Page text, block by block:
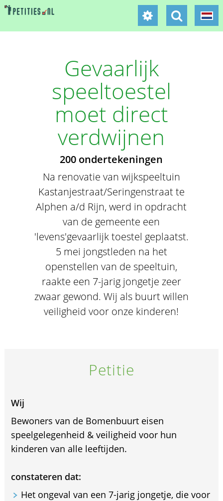
Gevaarlijk
speeltoestel
moet direct
verdwijnen
200 ondertekeningen
Na renovatie van wijkspeeltuin
Kastanjestraat/Seringenstraat te
Alphen a/d Rijn, werd in opdracht
van de gemeente een
'levens'gevaarlijk toestel geplaatst.
5 mei jongstleden na het
openstellen van de speeltuin,
raakte een 7-jarig jongetje zeer
zwaar gewond. Wij als buurt willen
veiligheid voor onze kinderen!
Petitie
Wij
Bewoners van de Bomenbuurt eisen
speelgelegenheid & veiligheid voor hun
kinderen van alle leeftijden.
constateren dat:
Het ongeval van een 7-jarig jongetje, die voor